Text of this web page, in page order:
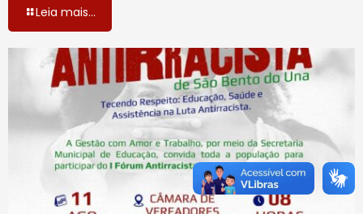
Leia mais...